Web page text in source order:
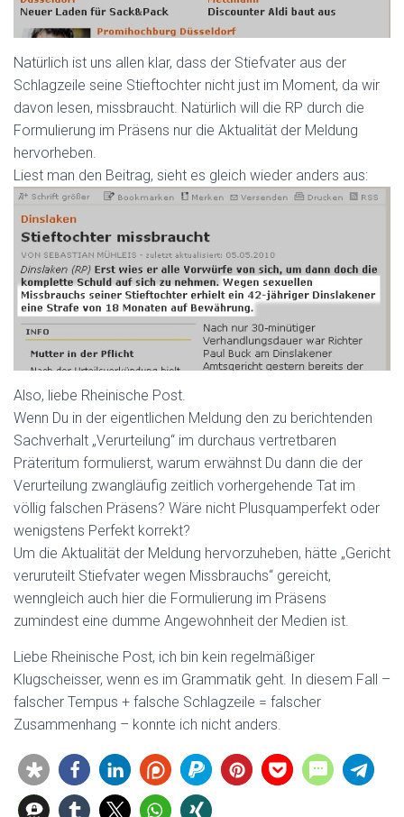
Natürlich ist uns allen klar, dass der Stiefvater aus der
Schlagzeile seine Stieftochter nicht just im Moment, da wir
davon lesen, missbraucht. Natürlich will die RP durch die
Formulierung im Präsens nur die Aktualität der Meldung
hervorheben.
Liest man den Beitrag, sieht es gleich wieder anders aus:
Also, liebe Rheinische Post.
Wenn Du in der eigentlichen Meldung den zu berichtenden
Sachverhalt „Verurteilung“ im durchaus vertretbaren
Präteritum formulierst, warum erwähnst Du dann die der
Verurteilung zwangläufig zeitlich vorhergehende Tat im
völlig falschen Präsens? Wäre nicht Plusquamperfekt oder
wenigstens Perfekt korrekt?
Um die Aktualität der Meldung hervorzuheben, hätte „Gericht
veruruteilt Stiefvater wegen Missbrauchs“ gereicht,
wenngleich auch hier die Formulierung im Präsens
zumindest eine dumme Angewohnheit der Medien ist.
Liebe Rheinische Post, ich bin kein regelmäßiger
Klugscheisser, wenn es im Grammatik geht. In diesem Fall –
falscher Tempus + falsche Schlagzeile = falscher
Zusammenhang – konnte ich nicht anders.